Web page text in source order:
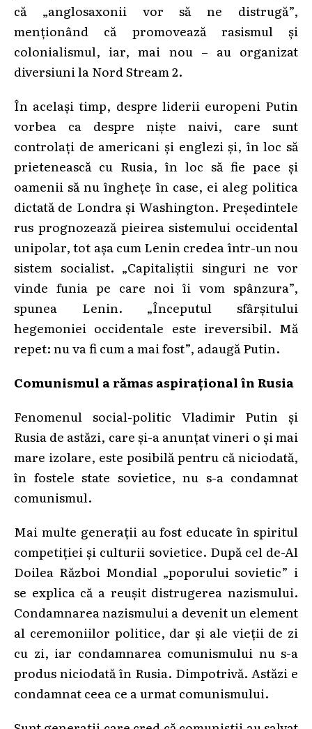
că „anglosaxonii vor să ne distrugă”,
menționând că promovează rasismul și
colonialismul, iar, mai nou – au organizat
diversiuni la Nord Stream 2.
În același timp, despre liderii europeni Putin
vorbea ca despre niște naivi, care sunt
controlați de americani și englezi și, în loc să
prietenească cu Rusia, în loc să fie pace și
oamenii să nu înghețe în case, ei aleg politica
dictată de Londra și Washington. Președintele
rus prognozează pieirea sistemului occidental
unipolar, tot așa cum Lenin credea într-un nou
sistem socialist. „Capitaliștii singuri ne vor
vinde funia pe care noi îi vom spânzura”,
spunea Lenin. „Începutul sfârșitului
hegemoniei occidentale este ireversibil. Mă
repet: nu va fi cum a mai fost”, adaugă Putin.
Comunismul a rămas aspirațional în Rusia
Fenomenul social-politic Vladimir Putin și
Rusia de astăzi, care și-a anunțat vineri o și mai
mare izolare, este posibilă pentru că niciodată,
în fostele state sovietice, nu s-a condamnat
comunismul.
Mai multe generații au fost educate în spiritul
competiției și culturii sovietice. După cel de-Al
Doilea Război Mondial „poporului sovietic” i
se explica că a reușit distrugerea nazismului.
Condamnarea nazismului a devenit un element
al ceremoniilor politice, dar și ale vieții de zi
cu zi, iar condamnarea comunismului nu s-a
produs niciodată în Rusia. Dimpotrivă. Astăzi e
condamnat ceea ce a urmat comunismului.